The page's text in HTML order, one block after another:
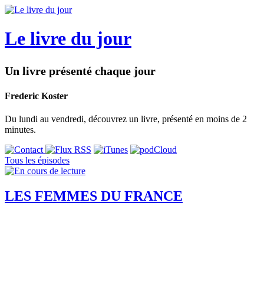
Le livre du jour
Un livre présenté chaque jour
Frederic Koster
Du lundi au vendredi, découvrez un livre, présenté en moins de 2
minutes.
Tous les épisodes
LES FEMMES DU FRANCE